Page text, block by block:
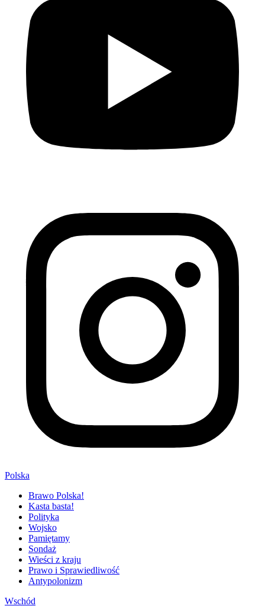
Polska
Brawo Polska!
Kasta basta!
Polityka
Wojsko
Pamiętamy
Sondaż
Wieści z kraju
Prawo i Sprawiedliwość
Antypolonizm
Wschód